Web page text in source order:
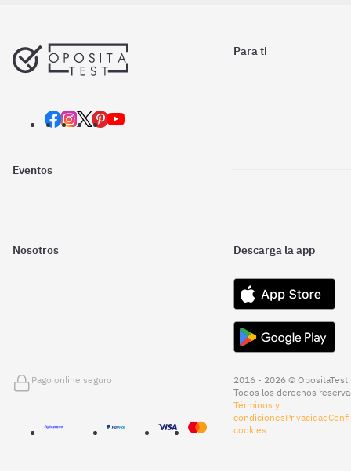
Para ti
Eventos
Nosotros Descarga la app
Pago online seguro
2016 - 2026 © OpositaTest.
Todos los derechos
Términos y
condicionesPrivacidad
cookies